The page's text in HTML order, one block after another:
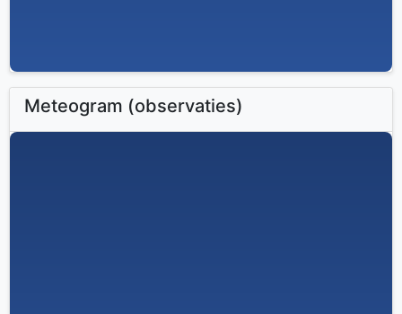
Meteogram (observaties)